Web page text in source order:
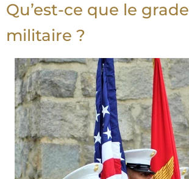
Qu’est-ce que le grade
militaire ?